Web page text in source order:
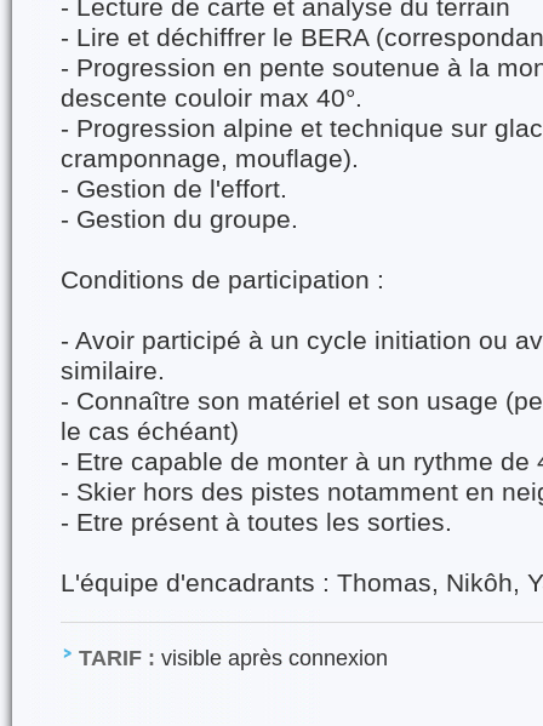
- Lecture de carte et analyse du terrain
- Lire et déchiffrer le BERA
- Progression en pente soutenue à la
descente couloir max 40°.
​- Progression alpine et technique sur
cramponnage, mouflage).
- Gestion de l'effort.
- Gestion du groupe.
Conditions de participation :
- Avoir participé à un cycle initiation ou
similaire.
- Connaître son matériel et son usage
le cas échéant)
- Etre capable de monter à un rythme de
- Skier hors des pistes notamment en
- Etre présent à toutes les sorties.
L'équipe d'encadrants : Thomas, Nikôh,
TARIF : visible après connexion